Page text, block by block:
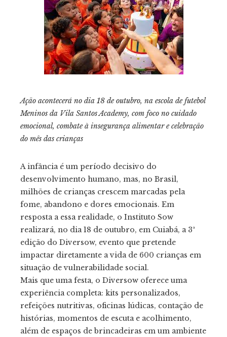
Ação acontecerá no dia 18 de outubro, na escola de futebol
Meninos da Vila Santos Academy, com foco no cuidado
emocional, combate à insegurança alimentar e celebração
do mês das crianças
A infância é um período decisivo do
desenvolvimento humano, mas, no Brasil,
milhões de crianças crescem marcadas pela
fome, abandono e dores emocionais. Em
resposta a essa realidade, o Instituto Sow
realizará, no dia 18 de outubro, em Cuiabá, a 3ª
edição do Diversow, evento que pretende
impactar diretamente a vida de 600 crianças em
situação de vulnerabilidade social.
Mais que uma festa, o Diversow oferece uma
experiência completa: kits personalizados,
refeições nutritivas, oficinas lúdicas, contação de
histórias, momentos de escuta e acolhimento,
além de espaços de brincadeiras em um ambiente